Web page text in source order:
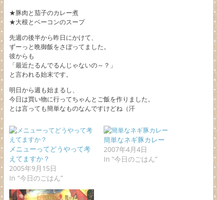
★豚肉と茄子のカレー煮
★大根とベーコンのスープ
先週の後半から昨日にかけて、
ずーっと晩御飯をさぼってました。
彼からも
「最近たるんでるんじゃないの～？」
と言われる始末です。
明日から週も始まるし、
今日は買い物に行ってちゃんとご飯を作りました。
とは言っても簡単なものなんですけどね（汗
メニューってどうやって考
えてますか？
2005年9月15日
In “今日のごはん”
簡単なネギ豚カレー
2007年4月4日
In “今日のごはん”